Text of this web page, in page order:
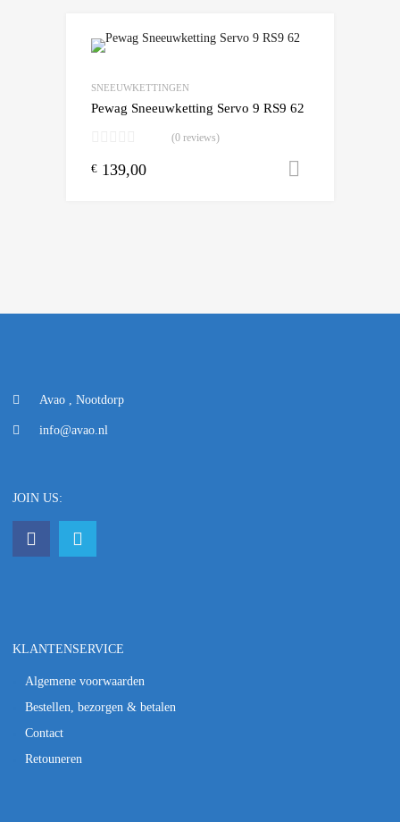
SNEEUWKETTINGEN
Pewag Sneeuwketting Servo 9 RS9 62
(0 reviews)
€ 139,00
Avao , Nootdorp
info@avao.nl
JOIN US:
KLANTENSERVICE
Algemene voorwaarden
Bestellen, bezorgen & betalen
Contact
Retouneren